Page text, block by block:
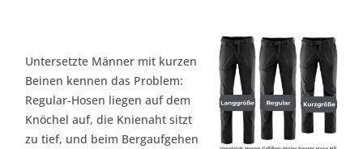
Untersetzte Männer mit kurzen
Beinen kennen das Problem:
Regular-Hosen liegen auf dem
Knöchel auf, die Knienaht sitzt
zu tief, und beim Bergaufgehen